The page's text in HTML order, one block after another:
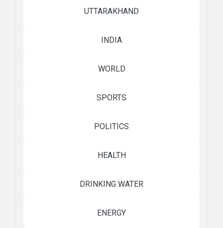
UTTARAKHAND
INDIA
WORLD
SPORTS
POLITICS
HEALTH
DRINKING WATER
ENERGY